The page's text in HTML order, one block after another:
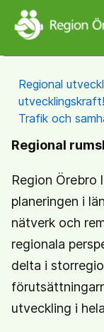
Regional
utvecklingskraft!
Trafik och
Regional
Region Örebro
planeringen i
nätverk och
regionala
delta i
utveckling i